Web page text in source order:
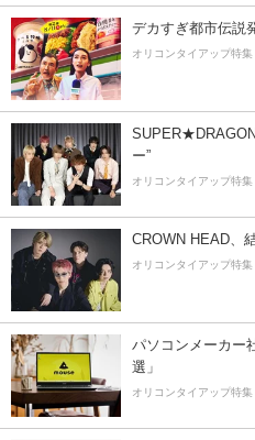
デカすぎ都市伝説
オリコンタイアップ特集
ー”
オリコンタイアップ特集
CROWN HEAD、
オリコンタイアップ特集
パソコンメーカー
選」
オリコンタイアップ特集